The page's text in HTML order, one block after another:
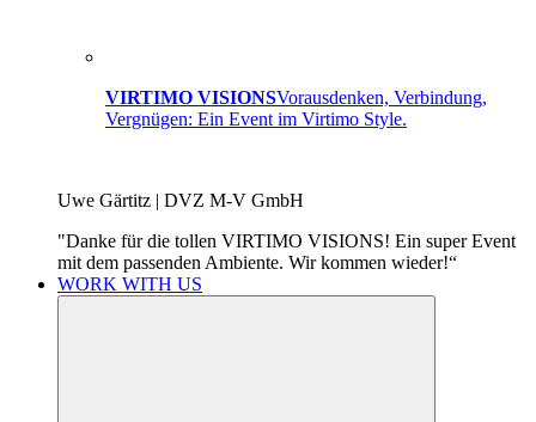
VIRTIMO VISIONSVorausdenken, Verbindung,
Vergnügen: Ein Event im Virtimo Style.
Uwe Gärtitz | DVZ M-V GmbH
"Danke für die tollen VIRTIMO VISIONS! Ein super Event
mit dem passenden Ambiente. Wir kommen wieder!“
WORK WITH US